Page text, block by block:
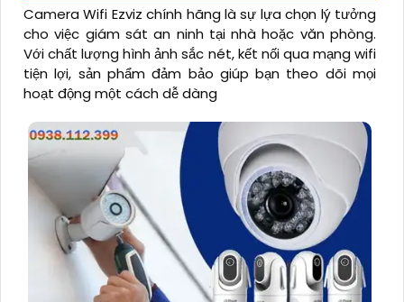
Camera Wifi Ezviz chính hãng là sự lựa chọn lý tưởng
cho việc giám sát an ninh tại nhà hoặc văn phòng.
Với chất lượng hình ảnh sắc nét, kết nối qua mạng wifi
tiện lợi, sản phẩm đảm bảo giúp bạn theo dõi mọi
hoạt động một cách dễ dàng